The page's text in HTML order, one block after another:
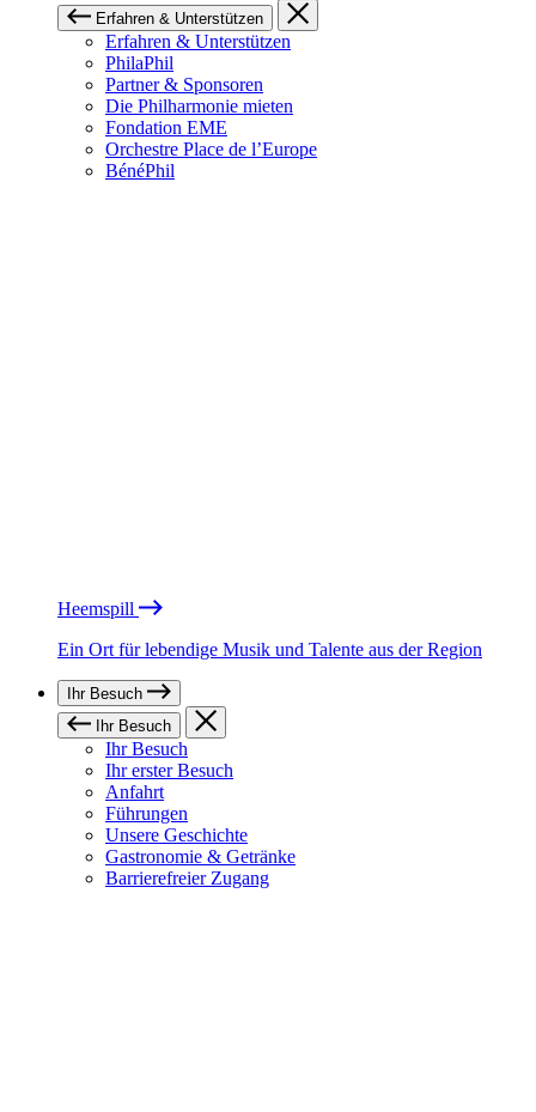
Erfahren & Unterstützen
Erfahren & Unterstützen
PhilaPhil
Partner & Sponsoren
Die Philharmonie mieten
Fondation EME
Orchestre Place de l’Europe
BénéPhil
Heemspill
Ein Ort für lebendige Musik und Talente aus der Region
Ihr Besuch
Ihr Besuch
Ihr Besuch
Ihr erster Besuch
Anfahrt
Führungen
Unsere Geschichte
Gastronomie & Getränke
Barrierefreier Zugang